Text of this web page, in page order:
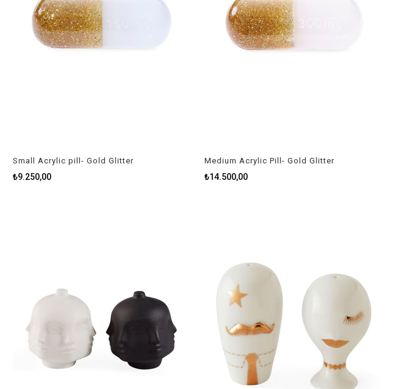
Small Acrylic pill- Gold Glitter
₺9.250,00
Medium Acrylic Pill- Gold Glitter
₺14.500,00